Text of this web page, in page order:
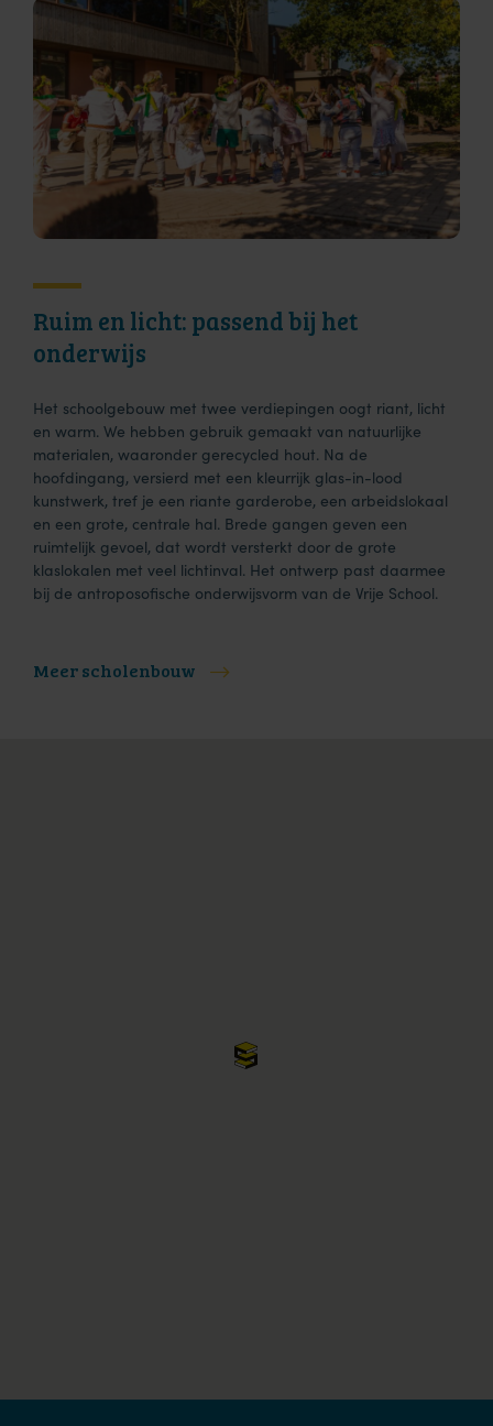
Ruim en licht: passend bij het
onderwijs
Het schoolgebouw met twee verdiepingen oogt riant, licht
en warm. We hebben gebruik gemaakt van natuurlijke
materialen, waaronder gerecycled hout. Na de
hoofdingang, versierd met een kleurrijk glas-in-lood
kunstwerk, tref je een riante garderobe, een arbeidslokaal
en een grote, centrale hal. Brede gangen geven een
ruimtelijk gevoel, dat wordt versterkt door de grote
klaslokalen met veel lichtinval. Het ontwerp past daarmee
bij de antroposofische onderwijsvorm van de Vrije School.
Meer scholenbouw